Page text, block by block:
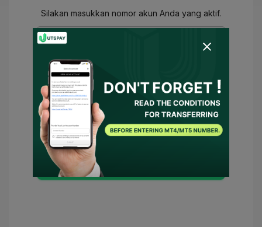
Silakan masukkan nomor akun Anda yang aktif.
Anda telah setuju
dan Kebijakan Privasi
memberikan persetujuan kepada UTSPAY
untuk bertindak sebagai perwakilan saya
atau menghubungi broker atas nama
saya. Jika ada kondisi yang diperlukan,
UTSPAY akan dianggap sebagai
penasihat saya.